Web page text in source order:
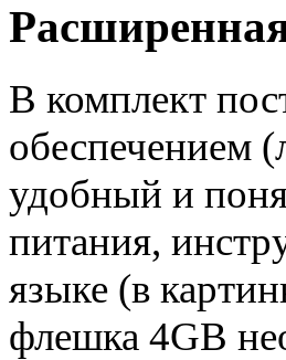
В комплект
обеспечением
удобный и
питания,
языке (в
флешка 4GB